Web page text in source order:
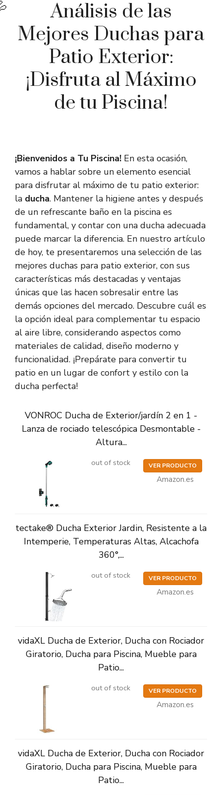
Análisis de las
Mejores Duchas para
Patio Exterior:
¡Disfruta al Máximo
de tu Piscina!
¡Bienvenidos a Tu Piscina! En esta ocasión,
vamos a hablar sobre un elemento esencial
para disfrutar al máximo de tu patio exterior:
la ducha. Mantener la higiene antes y después
de un refrescante baño en la piscina es
fundamental, y contar con una ducha adecuada
puede marcar la diferencia. En nuestro artículo
de hoy, te presentaremos una selección de las
mejores duchas para patio exterior, con sus
características más destacadas y ventajas
únicas que las hacen sobresalir entre las
demás opciones del mercado. Descubre cuál es
la opción ideal para complementar tu espacio
al aire libre, considerando aspectos como
materiales de calidad, diseño moderno y
funcionalidad. ¡Prepárate para convertir tu
patio en un lugar de confort y estilo con la
ducha perfecta!
VONROC Ducha de Exterior/jardín 2 en 1 -
Lanza de rociado telescópica Desmontable -
Altura...
out of stock VER PRODUCTO
Amazon.es
tectake® Ducha Exterior Jardin, Resistente a la
Intemperie, Temperaturas Altas, Alcachofa
360°,...
out of stock VER PRODUCTO
Amazon.es
vidaXL Ducha de Exterior, Ducha con Rociador
Giratorio, Ducha para Piscina, Mueble para
Patio...
out of stock VER PRODUCTO
Amazon.es
vidaXL Ducha de Exterior, Ducha con Rociador
Giratorio, Ducha para Piscina, Mueble para
Patio...